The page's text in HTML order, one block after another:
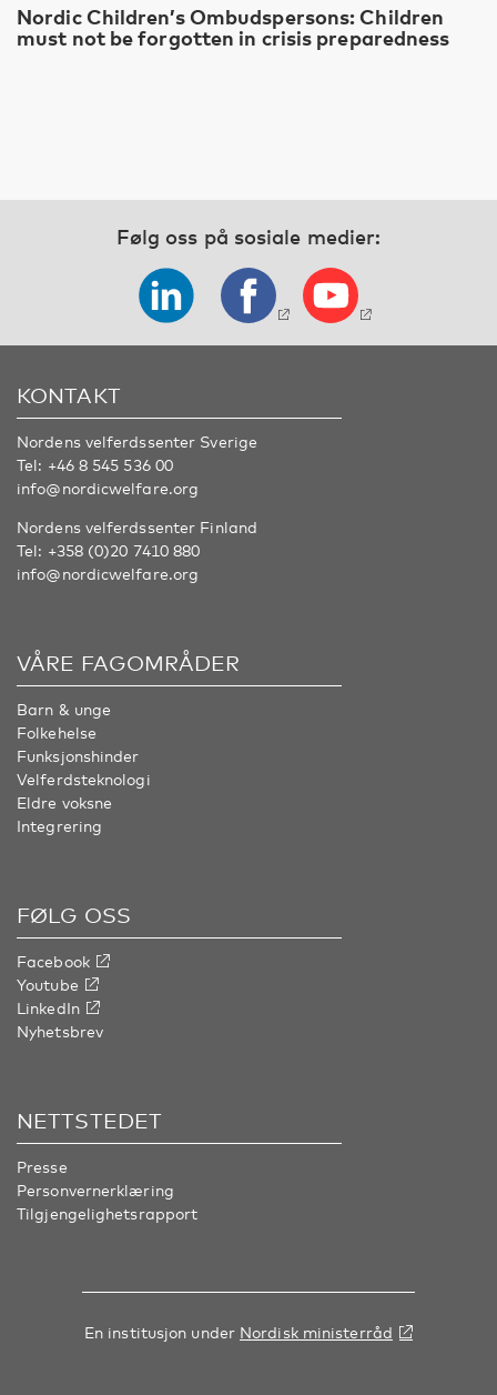
Nordic Children’s Ombudspersons: Children
must not be forgotten in crisis preparedness
Følg oss på sosiale medier:
KONTAKT
Nordens velferdssenter Sverige
Tel: +46 8 545 536 00
info@nordicwelfare.org
Nordens velferdssenter Finland
Tel: +358 (0)20 7410 880
info@nordicwelfare.org
VÅRE FAGOMRÅDER
Barn & unge
Folkehelse
Funksjonshinder
Velferdsteknologi
Eldre voksne
Integrering
FØLG OSS
Facebook
Youtube
LinkedIn
Nyhetsbrev
NETTSTEDET
Presse
Personvernerklæring
Tilgjengelighetsrapport
En institusjon under Nordisk ministerråd